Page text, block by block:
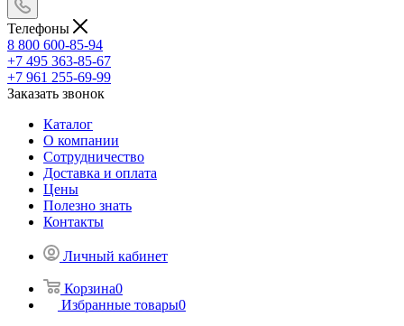
Телефоны
8 800 600-85-94
+7 495 363-85-67
+7 961 255-69-99
Заказать звонок
Каталог
О компании
Сотрудничество
Доставка и оплата
Цены
Полезно знать
Контакты
Личный кабинет
Корзина0
Избранные товары0